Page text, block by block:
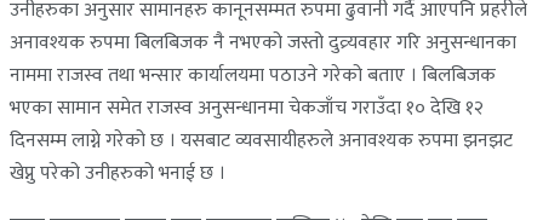
उनीहरुका अनुसार सामानहरु कानूनसम्मत रुपमा ढुवानी गर्दै आएपनि प्रहरीले
अनावश्यक रुपमा बिलबिजक नै नभएको जस्तो दुव्र्यवहार गरि अनुसन्धानका
नाममा राजस्व तथा भन्सार कार्यालयमा पठाउने गरेको बताए । बिलबिजक
भएका सामान समेत राजस्व अनुसन्धानमा चेकजाँच गराउँदा १० देखि १२
दिनसम्म लाग्ने गरेको छ । यसबाट व्यवसायीहरुले अनावश्यक रुपमा झनझट
खेप्नु परेको उनीहरुको भनाई छ ।